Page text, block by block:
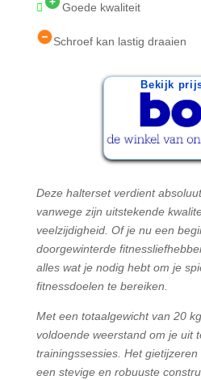
Goede kwaliteit
Schroef kan lastig draaien
Bekijk
Deze halterset verdient
vanwege zijn uitstekende
veelzijdigheid. Of je nu een
doorgewinterde
alles wat je nodig hebt om je
fitnessdoelen te bereiken.
Met een totaalgewicht van 20
voldoende weerstand om je uit
trainingssessies. Het
een stevige en robuuste